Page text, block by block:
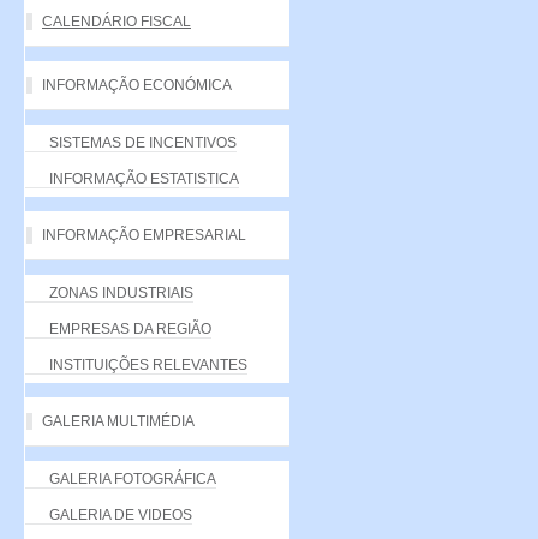
CALENDÁRIO FISCAL
INFORMAÇÃO ECONÓMICA
SISTEMAS DE INCENTIVOS
INFORMAÇÃO ESTATISTICA
INFORMAÇÃO EMPRESARIAL
ZONAS INDUSTRIAIS
EMPRESAS DA REGIÃO
INSTITUIÇÕES RELEVANTES
GALERIA MULTIMÉDIA
GALERIA FOTOGRÁFICA
GALERIA DE VIDEOS